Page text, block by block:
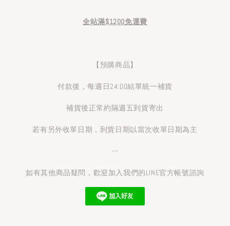
全站滿$1200免運費
【預購商品】
付款後，每週日24:00結單統一補貨
補貨後正常約隔週五到貨寄出
若有另外收單日期，到貨日期以當次收單日期為主
---
如有其他商品疑問，歡迎加入我們的LINE官方帳號諮詢